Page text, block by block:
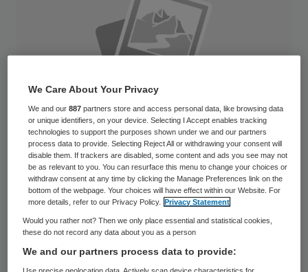
Het nieuwe Medisch Spectrum Twente
(MST) is geopend op 11 juni, vijf maanden na
de verhuizing. Het ziekenhuis is verhuisd
van twee oude gebouwen aan de rand van
We Care About Your Privacy
We and our887 partners store and access personal data, like browsing data
or unique identifiers, on your device. Selecting I Accept enables tracking
technologies to support the purposes shown under we and our partners
process data to provide. Selecting Reject All or withdrawing your consent will
disable them. If trackers are disabled, some content and ads you see may not
be as relevant to you. You can resurface this menu to change your choices or
withdraw consent at any time by clicking the Manage Preferences link on the
bottom of the webpage. Your choices will have effect within our Website. For
more details, refer to our Privacy Policy.
Privacy Statement
Would you rather not? Then we only place essential and statistical cookies,
these do not record any data about you as a person
We and our partners process data to provide: